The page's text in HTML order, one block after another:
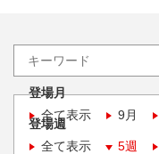
登場月
全て表示
9月
登場週
全て表示
5週